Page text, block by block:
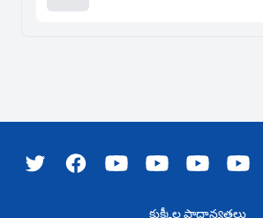
కుక్కీల ప్రాధాన్యతలు